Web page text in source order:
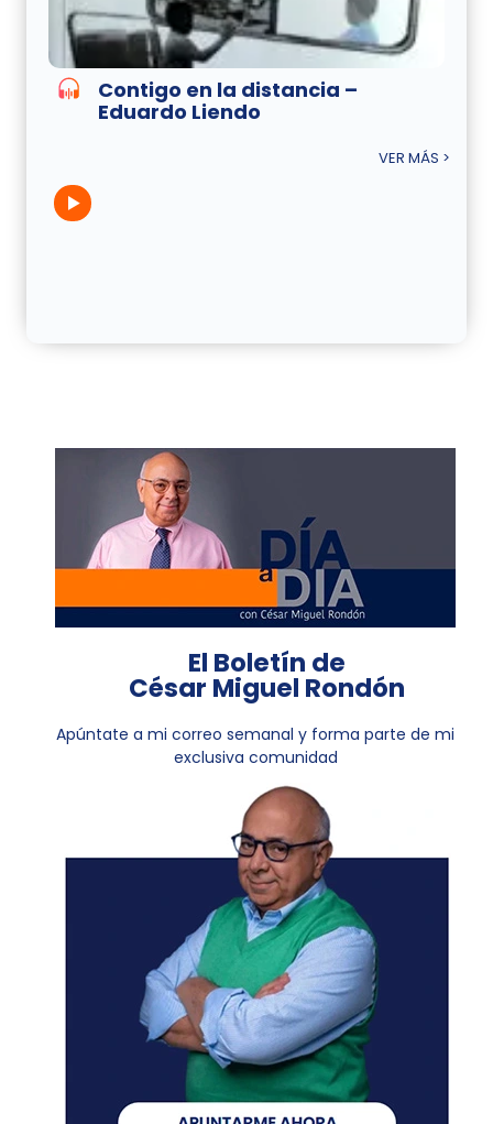
Contigo en la distancia –
Eduardo Liendo
VER MÁS >
El Boletín de
César Miguel Rondón
Apúntate a mi correo semanal y forma parte de mi
exclusiva comunidad